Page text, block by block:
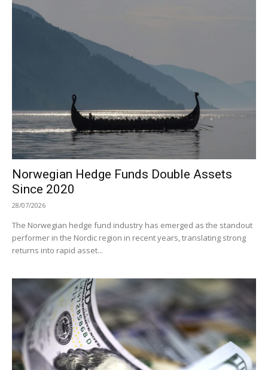
Norwegian Hedge Funds Double Assets
Since 2020
28/07/2026
The Norwegian hedge fund industry has emerged as the standout
performer in the Nordic region in recent years, translating strong
returns into rapid asset...